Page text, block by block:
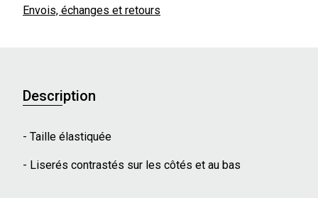
Envois, échanges et retours
Description
- Taille élastiquée
- Liserés contrastés sur les côtés et au bas